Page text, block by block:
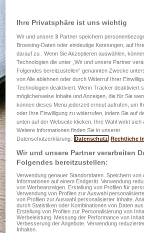
Ihre Privatsphäre ist uns wichtig
Wir und unsere3 Partner speichern
Browsing-Daten oder eindeutige Kennungen, auf
darauf zu . Wenn Sie Akzeptieren auswählen,
Technologien die unter „Wir und unsere Partner
Folgendes bereitzustellen“ genannten Zwecke
von Alle ablehnen oder durch Widerruf Ihrer
Technologien deaktiviert. Wenn Tracker deaktiviert
möglicherweise Inhalte und Anzeigen, die für Sie
können dieses Menü jederzeit erneut aufrufen, um
oder Ihre Einwilligung zu widerrufen, indem Sie auf
unten auf der Webseite klicken. Ihre Wahl wirkt sich
Weitere Informationen finden Sie in unserer
Datenschutzerklärung.
Datenschutz Rechtliche
Wir und unsere Partner verarbeiten
Folgendes bereitzustellen:
Verwendung genauer Standortdaten. Speichern von
Informationen auf einem Endgerät. Verwendung
von Werbeanzeigen. Erstellung von Profilen für
Verwendung von Profilen zur Auswahl
von Profilen zur Auswahl personalisierter Inhalte.
durch Statistiken oder Kombinationen von Daten
Erstellung von Profilen zur Personalisierung von
Werbeleistung. Messung der Performance von
Verbesserung der Angebote. Verwendung
Inhalten.